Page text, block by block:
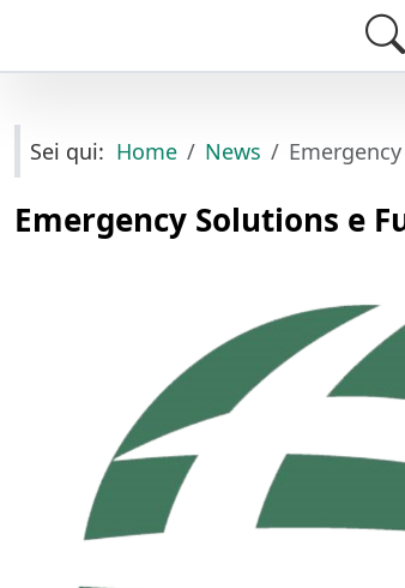
Sei qui: Home News
Emergency Solutions e